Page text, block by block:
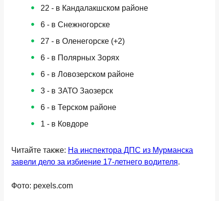
22 - в Кандалакшском районе
6 - в Снежногорске
27 - в Оленегорске (+2)
6 - в Полярных Зорях
6 - в Ловозерском районе
3 - в ЗАТО Заозерск
6 - в Терском районе
1 - в Ковдоре
Читайте также: На инспектора ДПС из Мурманска
завели дело за избиение 17-летнего водителя.
Фото: pexels.com